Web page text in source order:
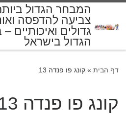
המבחר הגדול
צביעה להדפסה
גדולים ואיכותיים
הגדול בישראל
דף הבית » קונג פו פנדה 13
קונג פו פנדה 13